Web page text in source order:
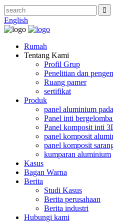
English
Rumah
Tentang Kami
Profil Grup
Penelitian dan
Ruang pamer
sertifikat
Produk
panel aluminium
Panel inti
Panel komposit inti
panel komposit
panel komposit
kumparan aluminium
Kasus
Bagan Warna
Berita
Studi Kasus
Berita perusahaan
Berita industri
Hubungi kami